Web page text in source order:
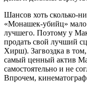
Шансов хоть сколько-
«Монашек-убийц» мало
лучшего. Поэтому у
продать свой лучший
Хирш). Загвоздка в
самый ценный актив
самостоятельно и не
Впрочем,